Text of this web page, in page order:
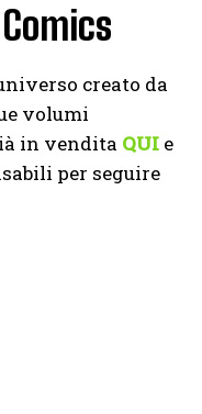
creato da
volumi
in vendita QUI e
per seguire